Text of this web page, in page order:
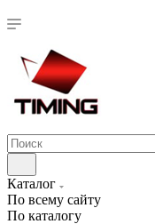
Каталог
По всему сайту
По каталогу